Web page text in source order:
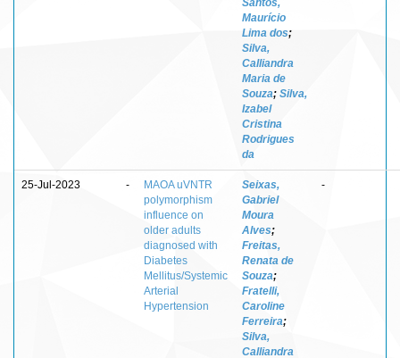
Maurício
Lima dos;
Silva,
Calliandra
Maria de
Souza; Silva,
Izabel
Cristina
Rodrigues
da
25-Jul-2023 -
MAOA uVNTR
polymorphism
influence on
older adults
diagnosed with
Diabetes
Mellitus/Systemic
Arterial
Hypertension
Seixas,
Gabriel
Moura
Alves;
Freitas,
Renata de
Souza;
Fratelli,
Caroline
Ferreira;
Silva,
Calliandra
-